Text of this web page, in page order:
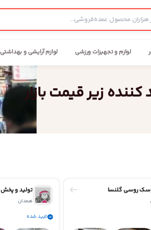
لوازم و تجهیزات ورزشی لوازم آرایشی و بهداشتی
روسی گلنسا
همدان
تایید شده